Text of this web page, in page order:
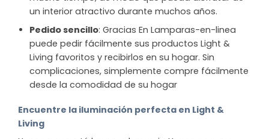
un interior atractivo durante muchos años.
Pedido sencillo: Gracias En Lamparas-en-linea
puede pedir fácilmente sus productos Light &
Living favoritos y recibirlos en su hogar. Sin
complicaciones, simplemente compre fácilmente
desde la comodidad de su hogar
Encuentre la iluminación perfecta en Light &
Living